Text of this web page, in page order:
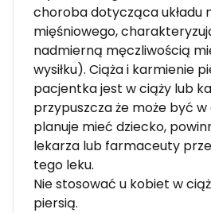
choroba dotycząca układu
mięśniowego,
nadmierną męczliwością
wysiłku). Ciąża i karmienie
pacjentka jest w ciąży lub
przypuszcza że może być
planuje mieć dziecko,
lekarza lub farmaceuty
tego leku.
Nie stosować u kobiet w
piersią.